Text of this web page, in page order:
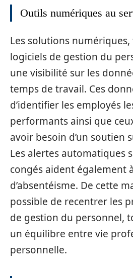
Outils numériques au
Les solutions
logiciels de gestion du
une visibilité sur les
temps de travail. Ces
d’identifier les employés
performants ainsi que
avoir besoin d’un soutien
Les alertes automatiques
congés aident également
d’absentéisme. De cette
possible de recentrer les
de gestion du personnel,
un équilibre entre vie
personnelle.